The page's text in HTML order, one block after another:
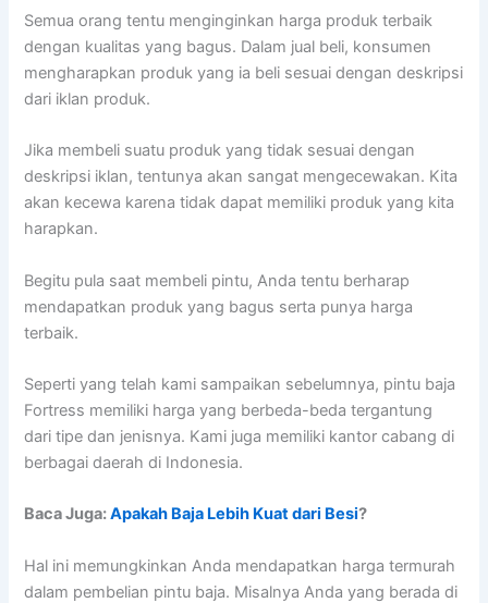
Semua orang tentu menginginkan harga produk terbaik
dengan kualitas yang bagus. Dalam jual beli, konsumen
mengharapkan produk yang ia beli sesuai dengan deskripsi
dari iklan produk.
Jika membeli suatu produk yang tidak sesuai dengan
deskripsi iklan, tentunya akan sangat mengecewakan. Kita
akan kecewa karena tidak dapat memiliki produk yang kita
harapkan.
Begitu pula saat membeli pintu, Anda tentu berharap
mendapatkan produk yang bagus serta punya harga
terbaik.
Seperti yang telah kami sampaikan sebelumnya, pintu baja
Fortress memiliki harga yang berbeda-beda tergantung
dari tipe dan jenisnya. Kami juga memiliki kantor cabang di
berbagai daerah di Indonesia.
Baca Juga:Apakah Baja Lebih Kuat dari Besi?
Hal ini memungkinkan Anda mendapatkan harga termurah
dalam pembelian pintu baja. Misalnya Anda yang berada di